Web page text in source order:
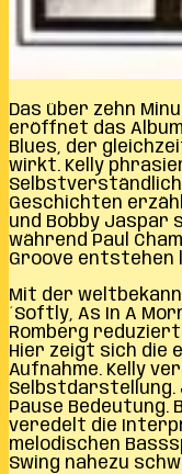
Das über zehn
eröffnet das
Blues, der
wirkt. Kelly
Geschichten
und Bobby Jaspar
während Paul
Groove entstehen
Mit der
´Softly, As In A
Romberg
Hier zeigt sich die
Aufnahme. Kelly
Selbstdarstellung.
Pause Bedeutung.
veredelt die
melodischen
Swing nahezu